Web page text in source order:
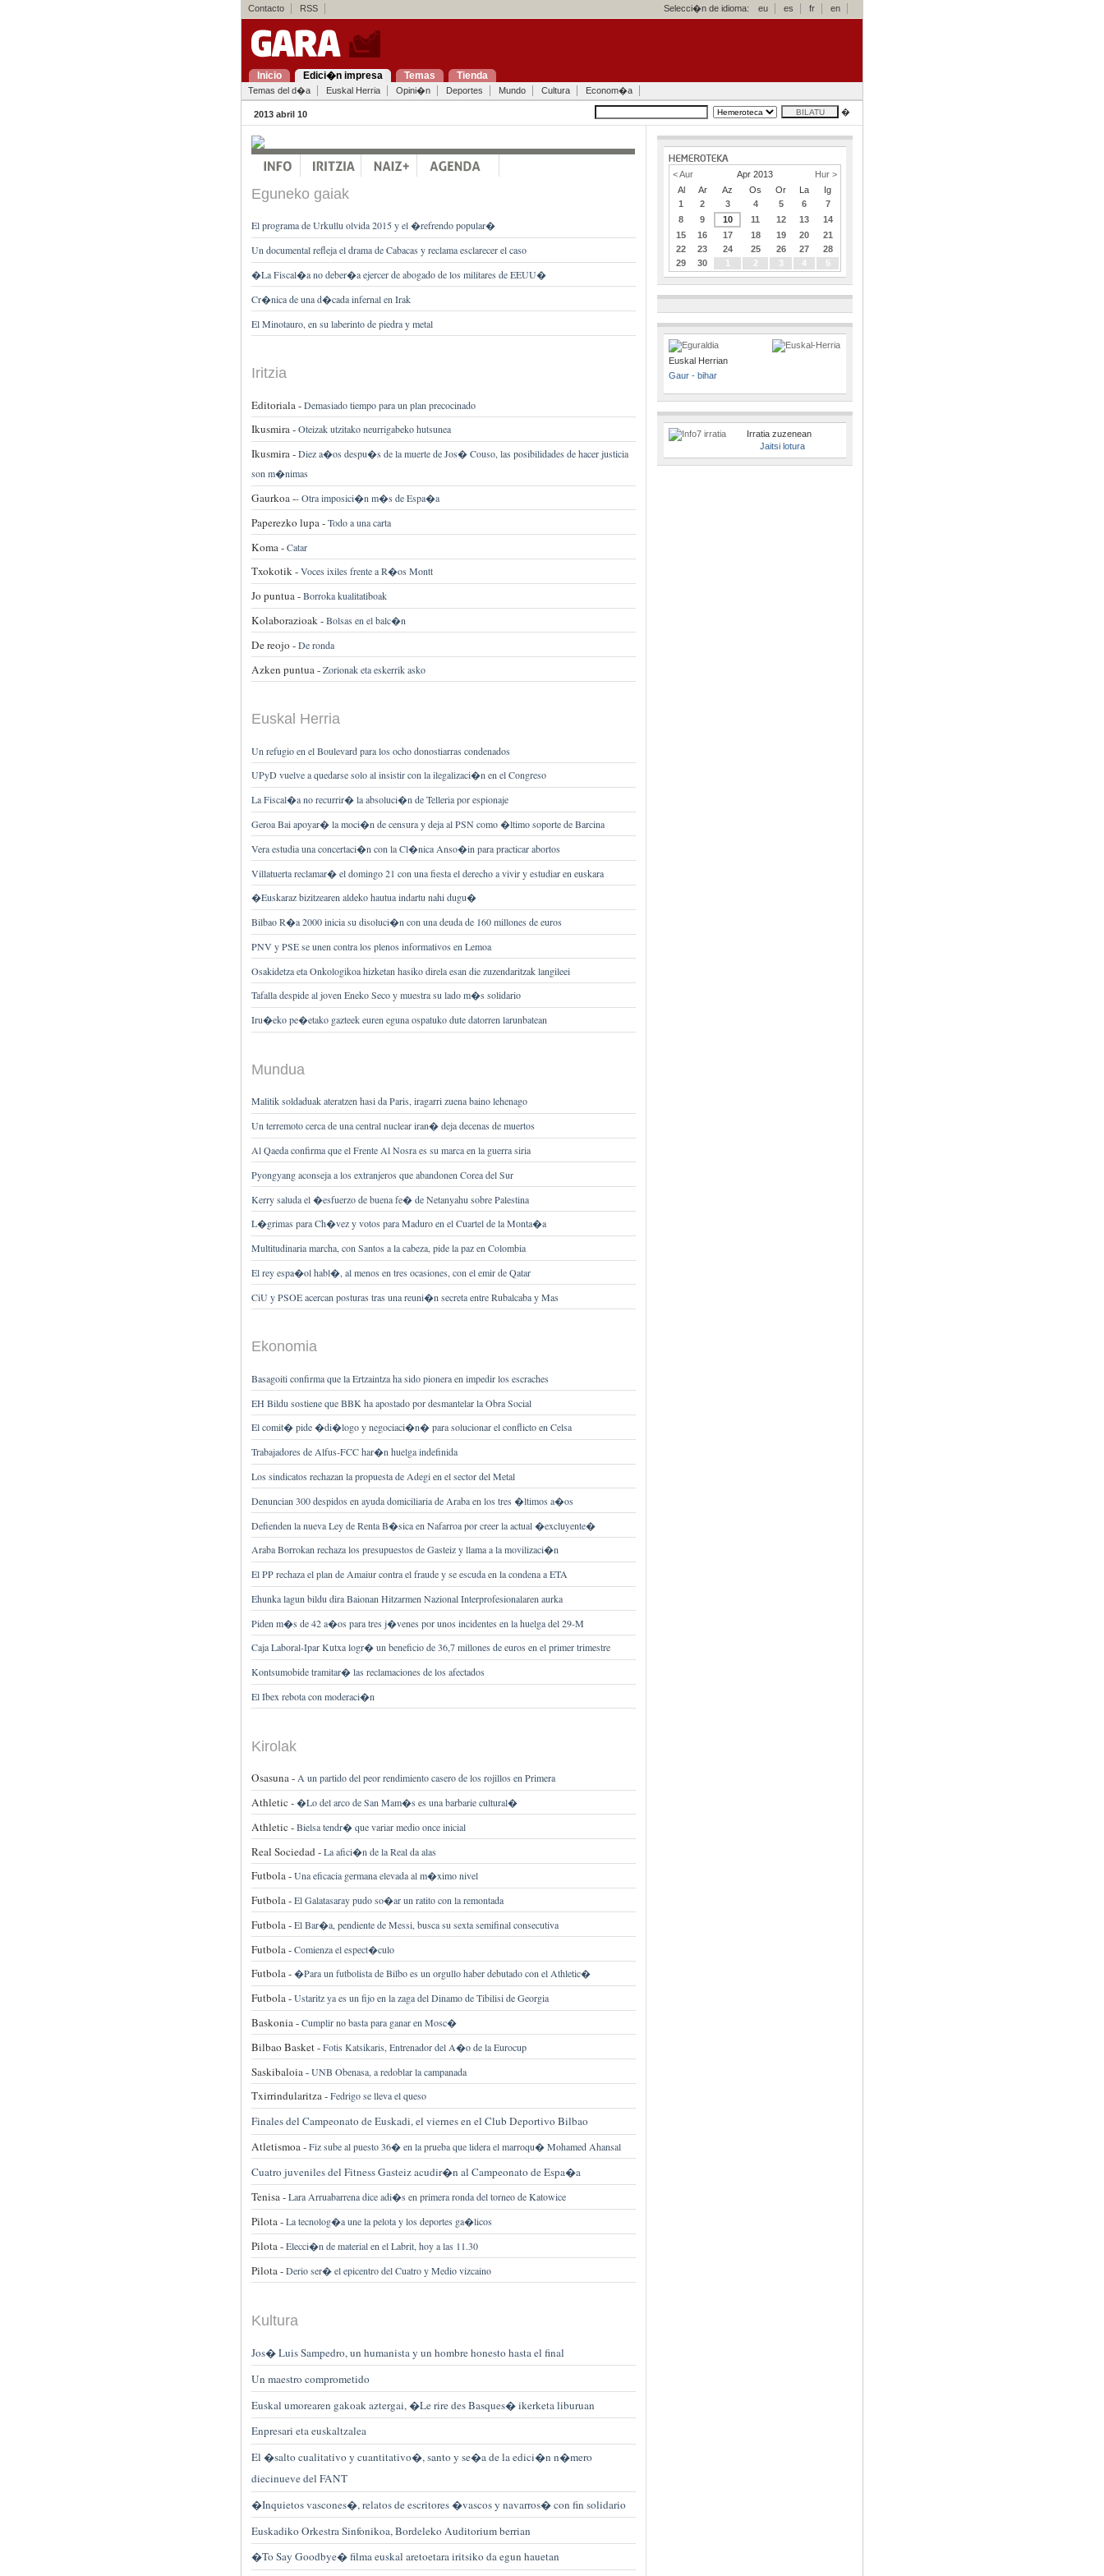
Contacto RSS Selecci�n de idioma: eu es fr en
Inicio Edici�n impresa Temas Tienda
Temas del d�a Euskal Herria Opini�n Deportes Mundo Cultura Econom�a
2013 abril 10 �
Eguneko gaiak
El programa de Urkullu olvida 2015 y el �refrendo popular�
Un documental refleja el drama de Cabacas y reclama esclarecer el caso
�La Fiscal�a no deber�a ejercer de abogado de los militares de EEUU�
Cr�nica de una d�cada infernal en Irak
El Minotauro, en su laberinto de piedra y metal
Iritzia
Editoriala -Demasiado tiempo para un plan precocinado
Ikusmira -Oteizak utzitako neurrigabeko hutsunea
Ikusmira -Diez a�os despu�s de la muerte de Jos� Couso, las posibilidades de hacer justicia
son m�nimas
Gaurkoa --Otra imposici�n m�s de Espa�a
Paperezko lupa -Todo a una carta
Koma -Catar
Txokotik -Voces ixiles frente a R�os Montt
Jo puntua -Borroka kualitatiboak
Kolaborazioak -Bolsas en el balc�n
De reojo -De ronda
Azken puntua -Zorionak eta eskerrik asko
Euskal Herria
Un refugio en el Boulevard para los ocho donostiarras condenados
UPyD vuelve a quedarse solo al insistir con la ilegalizaci�n en el Congreso
La Fiscal�a no recurrir� la absoluci�n de Telleria por espionaje
Geroa Bai apoyar� la moci�n de censura y deja al PSN como �ltimo soporte de Barcina
Vera estudia una concertaci�n con la Cl�nica Anso�in para practicar abortos
Villatuerta reclamar� el domingo 21 con una fiesta el derecho a vivir y estudiar en euskara
�Euskaraz bizitzearen aldeko hautua indartu nahi dugu�
Bilbao R�a 2000 inicia su disoluci�n con una deuda de 160 millones de euros
PNV y PSE se unen contra los plenos informativos en Lemoa
Osakidetza eta Onkologikoa hizketan hasiko direla esan die zuzendaritzak langileei
Tafalla despide al joven Eneko Seco y muestra su lado m�s solidario
Iru�eko pe�etako gazteek euren eguna ospatuko dute datorren larunbatean
Mundua
Malitik soldaduak ateratzen hasi da Paris, iragarri zuena baino lehenago
Un terremoto cerca de una central nuclear iran� deja decenas de muertos
Al Qaeda confirma que el Frente Al Nosra es su marca en la guerra siria
Pyongyang aconseja a los extranjeros que abandonen Corea del Sur
Kerry saluda el �esfuerzo de buena fe� de Netanyahu sobre Palestina
L�grimas para Ch�vez y votos para Maduro en el Cuartel de la Monta�a
Multitudinaria marcha, con Santos a la cabeza, pide la paz en Colombia
El rey espa�ol habl�, al menos en tres ocasiones, con el emir de Qatar
CiU y PSOE acercan posturas tras una reuni�n secreta entre Rubalcaba y Mas
Ekonomia
Basagoiti confirma que la Ertzaintza ha sido pionera en impedir los escraches
EH Bildu sostiene que BBK ha apostado por desmantelar la Obra Social
El comit� pide �di�logo y negociaci�n� para solucionar el conflicto en Celsa
Trabajadores de Alfus-FCC har�n huelga indefinida
Los sindicatos rechazan la propuesta de Adegi en el sector del Metal
Denuncian 300 despidos en ayuda domiciliaria de Araba en los tres �ltimos a�os
Defienden la nueva Ley de Renta B�sica en Nafarroa por creer la actual �excluyente�
Araba Borrokan rechaza los presupuestos de Gasteiz y llama a la movilizaci�n
El PP rechaza el plan de Amaiur contra el fraude y se escuda en la condena a ETA
Ehunka lagun bildu dira Baionan Hitzarmen Nazional Interprofesionalaren aurka
Piden m�s de 42 a�os para tres j�venes por unos incidentes en la huelga del 29-M
Caja Laboral-Ipar Kutxa logr� un beneficio de 36,7 millones de euros en el primer trimestre
Kontsumobide tramitar� las reclamaciones de los afectados
El Ibex rebota con moderaci�n
Kirolak
Osasuna - A un partido del peor rendimiento casero de los rojillos en Primera
Athletic -�Lo del arco de San Mam�s es una barbarie cultural�
Athletic -Bielsa tendr� que variar medio once inicial
Real Sociedad -La afici�n de la Real da alas
Futbola -Una eficacia germana elevada al m�ximo nivel
Futbola -El Galatasaray pudo so�ar un ratito con la remontada
Futbola -El Bar�a, pendiente de Messi, busca su sexta semifinal consecutiva
Futbola -Comienza el espect�culo
Futbola -�Para un futbolista de Bilbo es un orgullo haber debutado con el Athletic�
Futbola -Ustaritz ya es un fijo en la zaga del Dinamo de Tibilisi de Georgia
Baskonia -Cumplir no basta para ganar en Mosc�
Bilbao Basket -Fotis Katsikaris, Entrenador del A�o de la Eurocup
Saskibaloia -UNB Obenasa, a redoblar la campanada
Txirrindularitza -Fedrigo se lleva el queso
Finales del Campeonato de Euskadi, el viernes en el Club Deportivo Bilbao
Atletismoa -Fiz sube al puesto 36� en la prueba que lidera el marroqu� Mohamed Ahansal
Cuatro juveniles del Fitness Gasteiz acudir�n al Campeonato de Espa�a
Tenisa -Lara Arruabarrena dice adi�s en primera ronda del torneo de Katowice
Pilota -La tecnolog�a une la pelota y los deportes ga�licos
Pilota -Elecci�n de material en el Labrit, hoy a las 11.30
Pilota -Derio ser� el epicentro del Cuatro y Medio vizcaino
Kultura
Jos� Luis Sampedro, un humanista y un hombre honesto hasta el final
Un maestro comprometido
Euskal umorearen gakoak aztergai, �Le rire des Basques� ikerketa liburuan
Enpresari eta euskaltzalea
El �salto cualitativo y cuantitativo�, santo y se�a de la edici�n n�mero
diecinueve del FANT
�Inquietos vascones�, relatos de escritores �vascos y navarros� con fin solidario
Euskadiko Orkestra Sinfonikoa, Bordeleko Auditorium berrian
�To Say Goodbye� filma euskal aretoetara iritsiko da egun hauetan
< Aur Apr 2013
Hur >
Al
Ar Az Os Or La
Ig
1
2 3 4 5 6
7
8
9 10 11 12 13
14
15
16 17 18 19 20
21
22
23 24 25 26 27
28
29
30 1 2 3 4 5
Euskal Herrian
Gaur - bihar
Irratia zuzenean
Jaitsi lotura